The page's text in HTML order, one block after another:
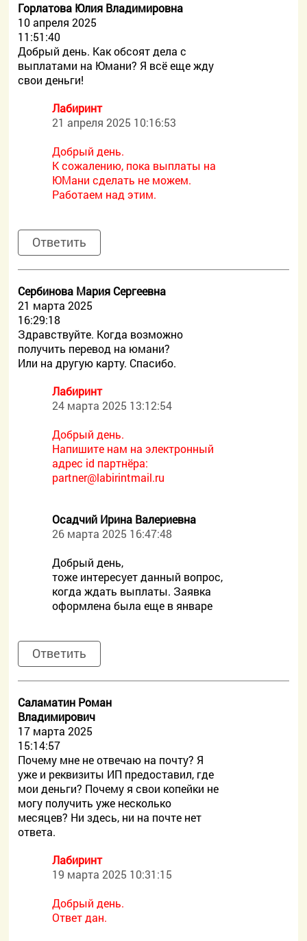
Горлатова Юлия Владимировна
10 апреля 2025
11:51:40
Добрый день. Как обсоят дела с
выплатами на Юмани? Я всё еще жду
свои деньги!
Лабиринт
21 апреля 2025 10:16:53
Добрый день.
К сожалению, пока выплаты на
ЮМани сделать не можем.
Работаем над этим.
Ответить
Сербинова Мария Сергеевна
21 марта 2025
16:29:18
Здравствуйте. Когда возможно
получить перевод на юмани?
Или на другую карту. Спасибо.
Лабиринт
24 марта 2025 13:12:54
Добрый день.
Напишите нам на электронный
адрес id партнёра:
partner@labirintmail.ru
Осадчий Ирина Валериевна
26 марта 2025 16:47:48
Добрый день,
тоже интересует данный вопрос,
когда ждать выплаты. Заявка
оформлена была еще в январе
Ответить
Саламатин Роман
Владимирович
17 марта 2025
15:14:57
Почему мне не отвечаю на почту? Я
уже и реквизиты ИП предоставил, где
мои деньги? Почему я свои копейки не
могу получить уже несколько
месяцев? Ни здесь, ни на почте нет
ответа.
Лабиринт
19 марта 2025 10:31:15
Добрый день.
Ответ дан.